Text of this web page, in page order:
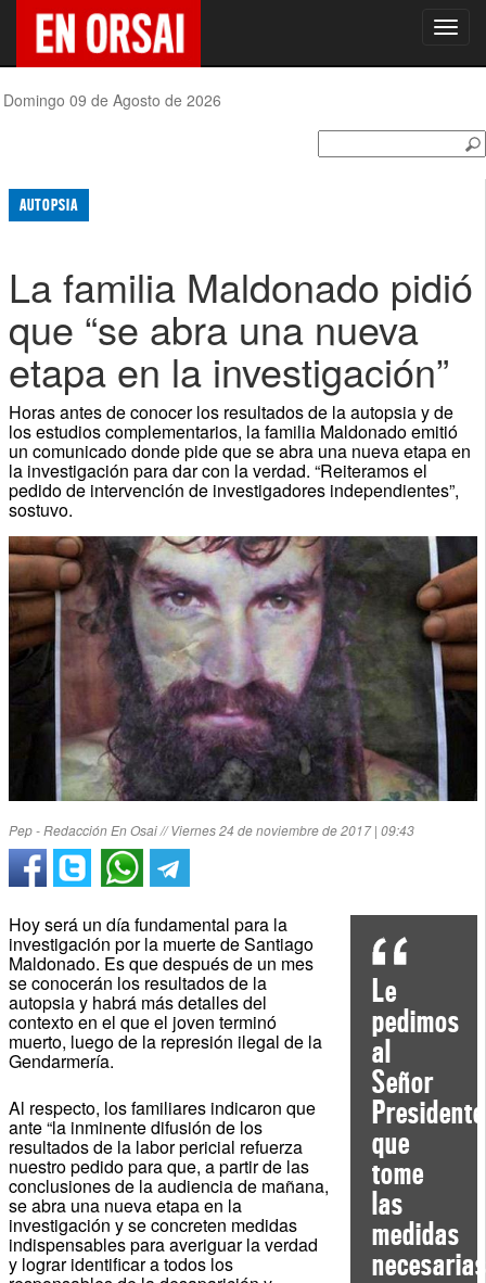
Domingo 09 de Agosto de 2026
AUTOPSIA
La familia Maldonado pidió
que “se abra una nueva
etapa en la investigación”
Horas antes de conocer los resultados de la autopsia y de
los estudios complementarios, la familia Maldonado emitió
un comunicado donde pide que se abra una nueva etapa en
la investigación para dar con la verdad. “Reiteramos el
pedido de intervención de investigadores independientes”,
sostuvo.
Pep - Redacción En Osai // Viernes 24 de noviembre de 2017 | 09:43
Le
pedimos
al
Señor
Presidente
que
tome
las
medidas
necesarias
Hoy será un día fundamental para la
investigación por la muerte de Santiago
Maldonado. Es que después de un mes
se conocerán los resultados de la
autopsia y habrá más detalles del
contexto en el que el joven terminó
muerto, luego de la represión ilegal de la
Gendarmería.
Al respecto, los familiares indicaron que
ante “la inminente difusión de los
resultados de la labor pericial refuerza
nuestro pedido para que, a partir de las
conclusiones de la audiencia de mañana,
se abra una nueva etapa en la
investigación y se concreten medidas
indispensables para averiguar la verdad
y lograr identificar a todos los